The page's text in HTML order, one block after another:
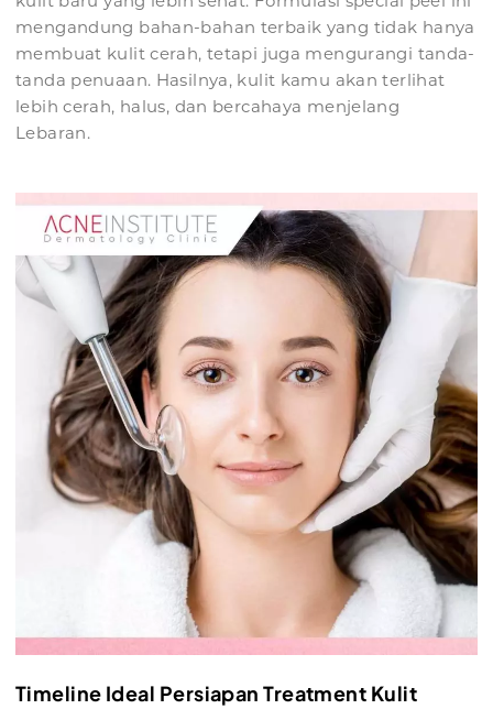
mengandung bahan-bahan terbaik yang tidak hanya
membuat kulit cerah, tetapi juga mengurangi tanda-
tanda penuaan. Hasilnya, kulit kamu akan terlihat
lebih cerah, halus, dan bercahaya menjelang
Lebaran.
Timeline Ideal Persiapan Treatment Kulit